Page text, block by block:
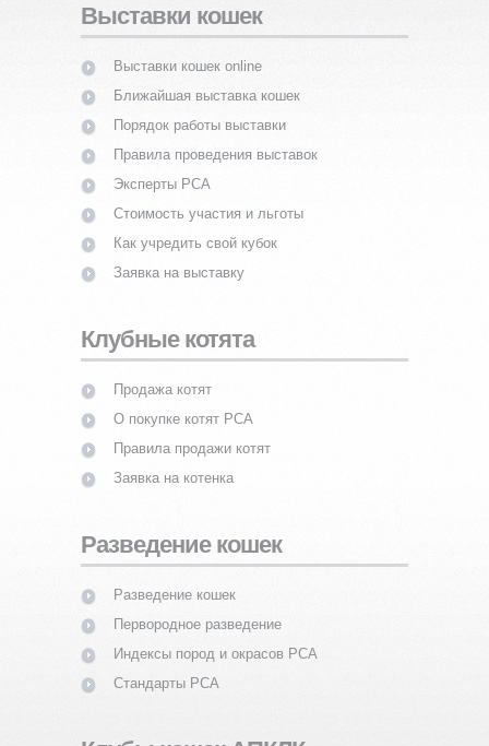
Выставки кошек
Выставки кошек online
Ближайшая выставка кошек
Порядок работы выставки
Правила проведения выставок
Эксперты PCA
Стоимость участия и льготы
Как учредить свой кубок
Заявка на выставку
Клубные котята
Продажа котят
О покупке котят PCA
Правила продажи котят
Заявка на котенка
Разведение кошек
Разведение кошек
Первородное разведение
Индексы пород и окрасов PCA
Стандарты PCA